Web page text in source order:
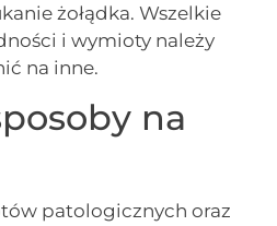
żołądka. Wszelkie
i wymioty należy
na inne.
na
patologicznych oraz